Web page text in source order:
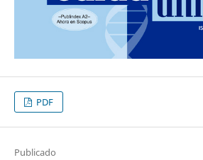
PDF
Publicado